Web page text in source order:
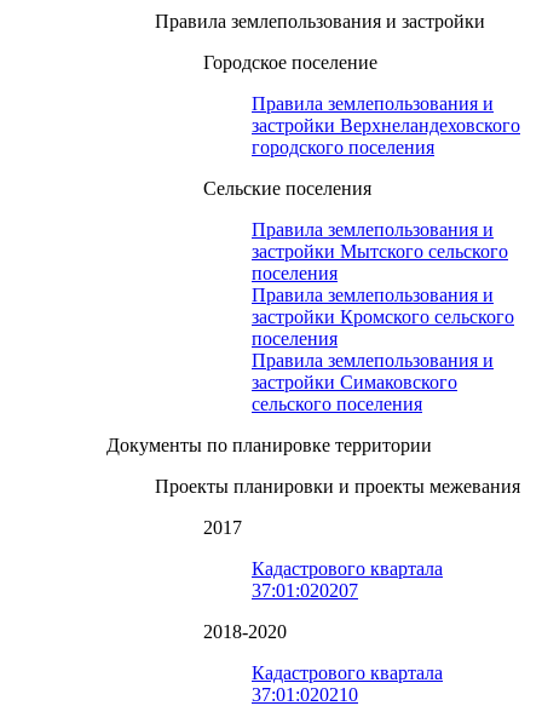
Правила землепользования и застройки
Городское поселение
Правила землепользования и
застройки Верхнеландеховского
городского поселения
Сельские поселения
Правила землепользования и
застройки Мытского сельского
поселения
Правила землепользования и
застройки Кромского сельского
поселения
Правила землепользования и
застройки Симаковского
сельского поселения
Документы по планировке территории
Проекты планировки и проекты межевания
2017
Кадастрового квартала
37:01:020207
2018-2020
Кадастрового квартала
37:01:020210